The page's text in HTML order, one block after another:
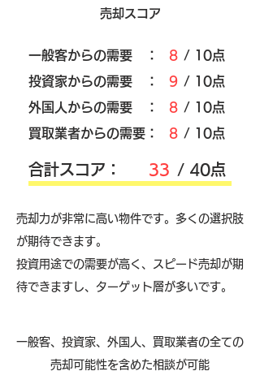
売却スコア
​一般客からの需要 ： 8 / 10点
​投資家からの需要 ：
9 / 10点
外国人からの需要 ：
8 / 10点
買取業者からの需要：
8 / 10点
​合計スコア： 33 / 40点
売却力が非常に高い物件です。多くの選択肢
が期待できます。
投資用途での需要が高く、スピード売却が期
待できますし、ターゲット層が多いです。
​一般客、投資家、外国人、買取業者の全ての
売却可能性を含めた相談が可能